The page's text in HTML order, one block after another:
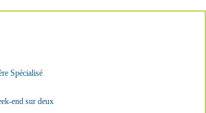
Spécialisé
end sur deux